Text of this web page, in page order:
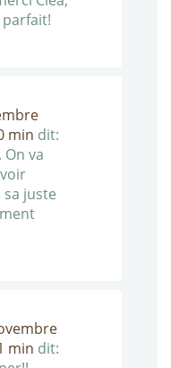
min dit:
va
juste
min dit: